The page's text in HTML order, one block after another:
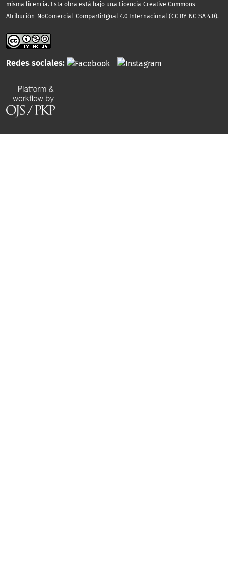
misma licencia. Esta obra está bajo una Licencia Creative Commons
Atribución-NoComercial-CompartirIgual 4.0 Internacional (CC BY-NC-SA 4.0).
Redes sociales: